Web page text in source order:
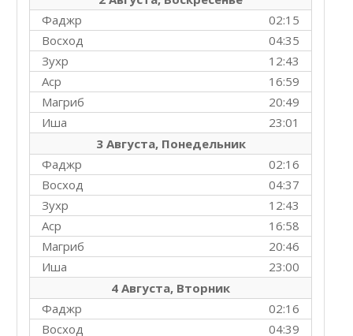
02:15
Фаджр
04:35
Восход
12:43
Зухр
16:59
Аср
20:49
Магриб
23:01
Иша
3 Августа, Понедельник
02:16
Фаджр
04:37
Восход
12:43
Зухр
16:58
Аср
20:46
Магриб
23:00
Иша
4 Августа, Вторник
02:16
Фаджр
04:39
Восход